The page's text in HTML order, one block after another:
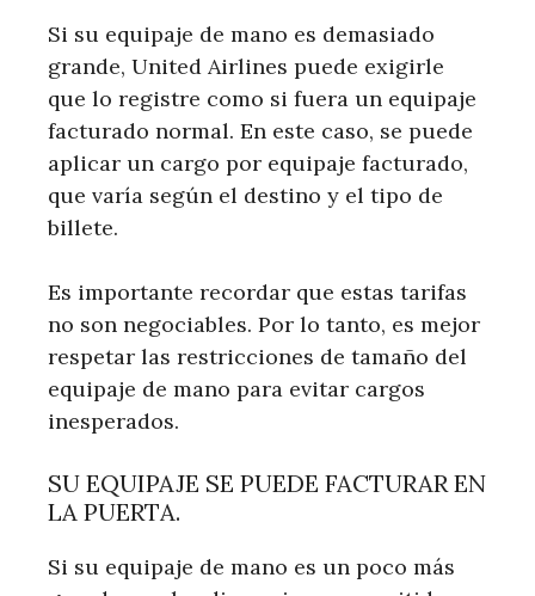
Si su equipaje de mano es demasiado
grande, United Airlines puede exigirle
que lo registre como si fuera un equipaje
facturado normal. En este caso, se puede
aplicar un cargo por equipaje facturado,
que varía según el destino y el tipo de
billete.
Es importante recordar que estas tarifas
no son negociables. Por lo tanto, es mejor
respetar las restricciones de tamaño del
equipaje de mano para evitar cargos
inesperados.
SU EQUIPAJE SE PUEDE FACTURAR EN
LA PUERTA.
Si su equipaje de mano es un poco más